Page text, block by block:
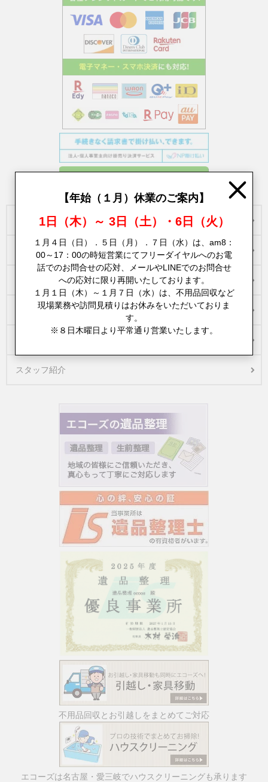
不用品回収サービス一覧
ご依頼から回収までの流れ
回収できる物の具体例
遺品整理／生前整理
スタッフ紹介
不用品回収とお引越しをまとめてご対応
エコーズは名古屋・愛三岐でハウスクリーニングも承ります
【年始（１月）休業のご案内】
1日（木）～ 3日（土）・6日（火）
１月４日（日）．５日（月）．７日（水）は、am8：
00～17：00の時短営業にてフリーダイヤルへのお電
話でのお問合せの応対、メールやLINEでのお問合せ
への応対に限り再開いたしております。
１月１日（木）～１月７日（水）は、不用品回収など
現場業務や訪問見積りはお休みをいただいておりま
す。
※８日木曜日より平常通り営業いたします。
Close